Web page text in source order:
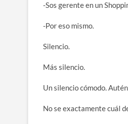
-Sos gerente en un
-Por eso mismo.
Silencio.
Más silencio.
Un silencio cómodo.
No se exactamente cuál